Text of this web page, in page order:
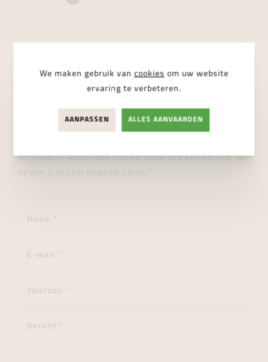
STUUR ONS EEN BERICHT
Wij helpen je graag verder!
informatie? Aarzel dan niet en stuur ons een bericht. Wij
helpen u zo snel mogelijk verder."
We maken gebruik van cookies om uw website
ervaring te verbeteren.
AANPASSEN ALLES AANVAARDEN